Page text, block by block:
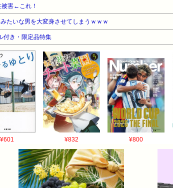
被害←これ！
たいな男を大変身させてしまうｗｗｗ
付き・限定品特集
¥601 ¥832 ¥800